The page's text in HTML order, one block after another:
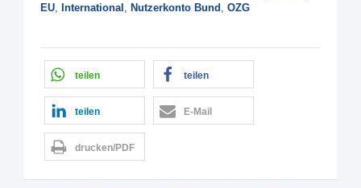
EU International Nutzerkonto Bund OZG
teilen teilen
teilen E-Mail
drucken/PDF